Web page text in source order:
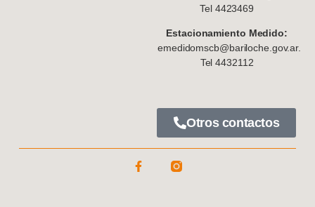
Tel 4423469
Estacionamiento Medido:
emedidomscb@bariloche.gov.ar.
Tel 4432112
Otros contactos